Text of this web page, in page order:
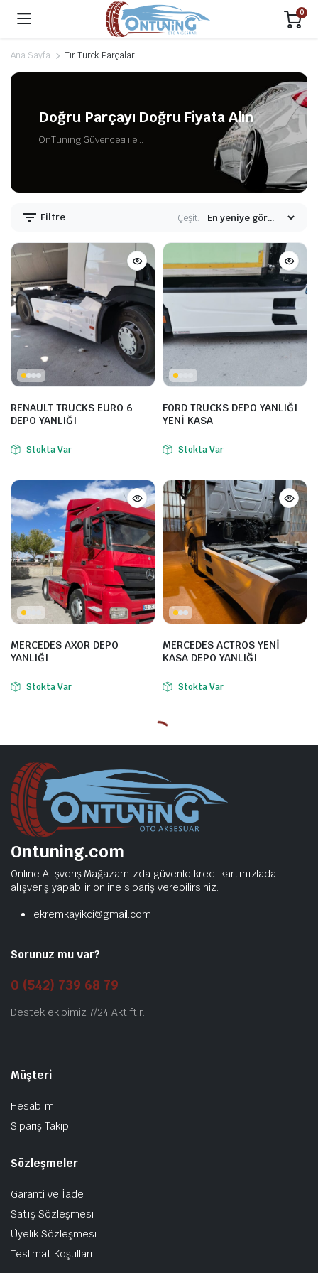
0
Ana Sayfa Tır Turck Parçaları
Doğru Parçayı Doğru Fiyata Alın
OnTuning Güvencesi ile...
Filtre Çeşit:
RENAULT TRUCKS EURO 6
DEPO YANLIĞI
Stokta Var
FORD TRUCKS DEPO YANLIĞI
YENİ KASA
Stokta Var
MERCEDES AXOR DEPO
YANLIĞI
Stokta Var
MERCEDES ACTROS YENİ
KASA DEPO YANLIĞI
Stokta Var
Ontuning.com
Online Alışveriş Mağazamızda güvenle kredi kartınızlada
alışveriş yapabilir online sipariş verebilirsiniz.
ekremkayikci@gmail.com
Sorunuz mu var?
0 (542) 739 68 79
Destek ekibimiz 7/24 Aktiftir.
Müşteri
Hesabım
Sipariş Takip
Sözleşmeler
Garanti ve İade
Satış Sözleşmesi
Üyelik Sözleşmesi
Teslimat Koşulları